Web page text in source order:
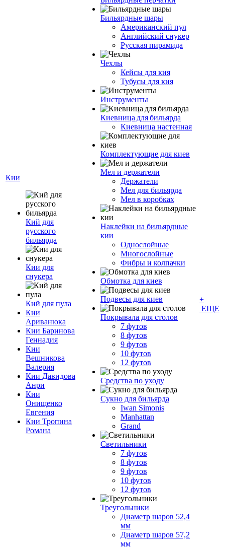
Кии
Кий для
русского
бильярда
Кии для
снукера
Кий для пула
Кии
Ариванюка
Кии Баринова
Геннадия
Кии
Вешникова
Валерия
Кии Давидова
Анри
Кии
Онищенко
Евгения
Кии Тропина
Романа
Бильярдные шары
Американский пул
Английский снукер
Русская пирамида
Чехлы
Кейсы для кия
Тубусы для кия
Инструменты
Киевница для бильярда
Киевница настенная
Комплектующие для киев
Мел и держатели
Держатели
Мел для бильярда
Мел в коробках
Наклейки на бильярдные
кии
Однослойные
Многослойные
Фибры и колпачки
Обмотка для киев
Подвесы для киев
Покрывала для столов
7 футов
8 футов
9 футов
10 футов
12 футов
Средства по уходу
Сукно для бильярда
Iwan Simonis
Manhattan
Grand
Светильники
7 футов
8 футов
9 футов
10 футов
12 футов
Треугольники
Диаметр шаров 52,4
мм
Диаметр шаров 57,2
мм
+
ЕЩЕ